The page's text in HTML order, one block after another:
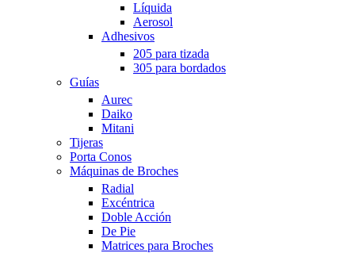
Líquida
Aerosol
Adhesivos
205 para tizada
305 para bordados
Guías
Aurec
Daiko
Mitani
Tijeras
Porta Conos
Máquinas de Broches
Radial
Excéntrica
Doble Acción
De Pie
Matrices para Broches